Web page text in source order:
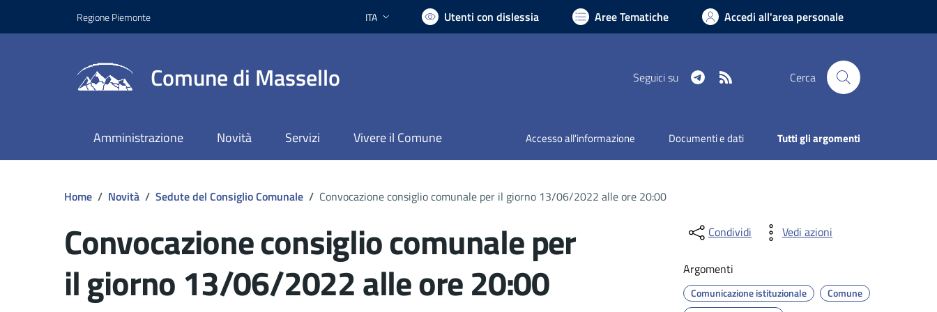
Regione Piemonte Lingua attiva:
ITA Utenti con dislessia Aree Tematiche Accedi all'area personale
Comune di Massello Seguici su Telegram Cerca
Amministrazione Novità Servizi Vivere il Comune Accesso all'informazione Documenti e dati Tutti gli argomenti
Home / Novità / Sedute del Consiglio Comunale / Convocazione consiglio comunale per il giorno 13/06/2022 alle ore 20:00
Convocazione consiglio comunale per
il giorno 13/06/2022 alle ore 20:00
Condividi Vedi azioni
Argomenti
Comunicazione istituzionale
Comune